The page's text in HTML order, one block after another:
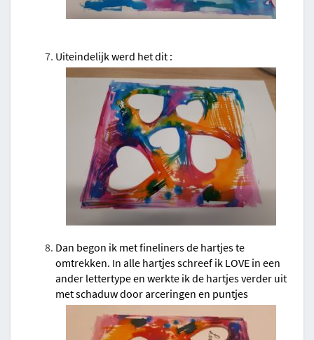
Uiteindelijk werd het dit :
Dan begon ik met fineliners de hartjes te
omtrekken. In alle hartjes schreef ik LOVE in een
ander lettertype en werkte ik de hartjes verder uit
met schaduw door arceringen en puntjes